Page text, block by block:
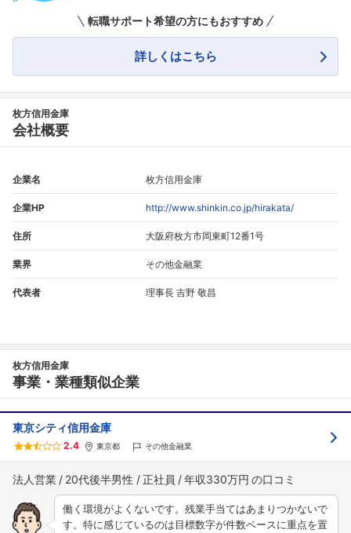
転職サポート希望の方にもおすすめ
詳しくはこちら
枚方信用金庫
会社概要
企業名 枚方信用金庫
企業HP http://www.shinkin.co.jp/hirakata/
住所 大阪府枚方市岡東町12番1号
業界 その他金融業
代表者 理事長 吉野 敬昌
枚方信用金庫
事業・業種類似企業
東京シティ信用金庫
2.4 東京都 その他金融業
法人営業 20代後半男性 正社員 年収330万円
働く環境がよくないです。残業手当てはあまりつかないで
す。特に感じているのは目標数字が件数ベースに重点を置